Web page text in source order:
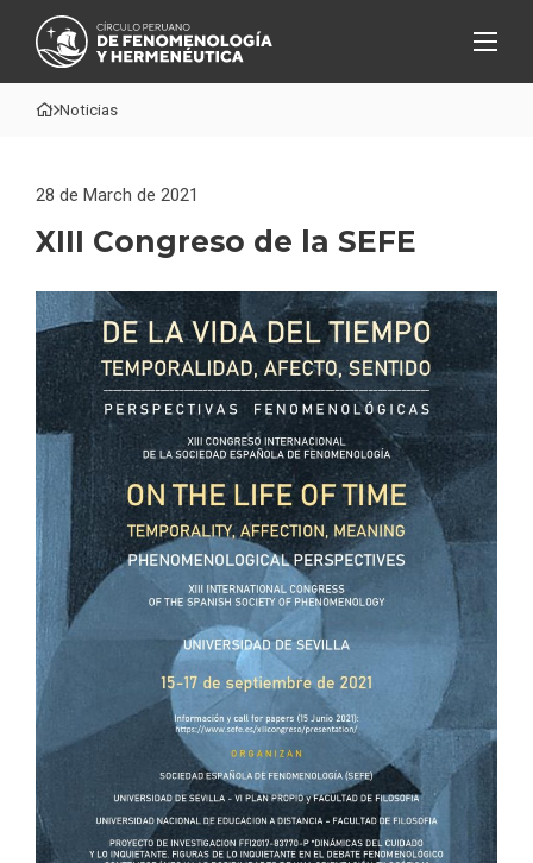
Noticias
28 de March de 2021
XIII Congreso de la SEFE